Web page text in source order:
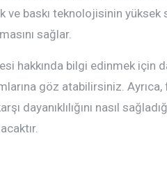
ve baskı teknolojisinin
sağlar.
hakkında bilgi edinmek için
göz atabilirsiniz. Ayrıca,
dayanıklılığını nasıl